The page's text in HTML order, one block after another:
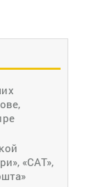
«САТ»,